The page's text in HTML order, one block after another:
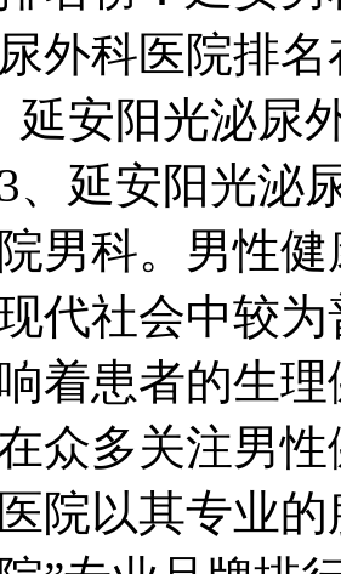
外科医院排
延安阳光泌尿
、延安阳光泌
男科。男性
代社会中较
着患者的生
众多关注男
院以其专业